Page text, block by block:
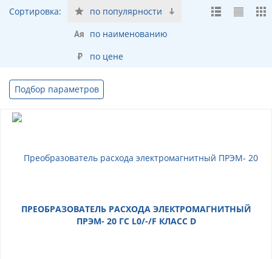
Сортировка:
по популярности
по наименованию
по цене
Подбор параметров
ПРЕОБРАЗОВАТЕЛЬ РАСХОДА ЭЛЕКТРОМАГНИТНЫЙ
ПРЭМ- 20 ГС L0/-/F КЛАСС D